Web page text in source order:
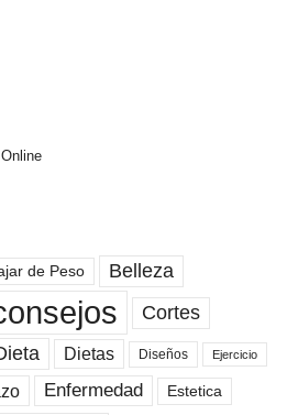
de Peso Belleza
Cortes
Dietas Diseños Ejercicio
Enfermedad Estetica